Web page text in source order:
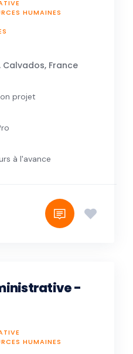
HUMAINES
France
projet
à l'avance
-
HUMAINES